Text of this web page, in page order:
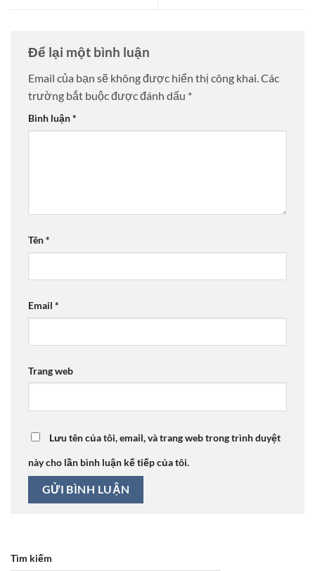
Để lại một bình luận
Email của bạn sẽ không được hiển thị công khai.Các
trường bắt buộc được đánh dấu *
Bình luận*
Tên*
Email *
Trang web
Lưu tên của tôi, email, và trang web trong trình duyệt
này cho lần bình luận kế tiếp của tôi.
Tìm kiếm